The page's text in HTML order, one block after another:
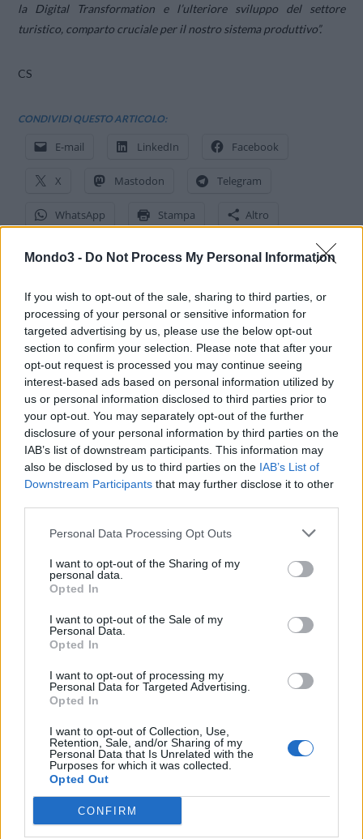
Mondo3 - Do Not Process My Personal Information
If you wish to opt-out of the sale, sharing to third parties, or
processing of your personal or sensitive information for
targeted advertising by us, please use the below opt-out
section to confirm your selection. Please note that after your
opt-out request is processed you may continue seeing
interest-based ads based on personal information utilized by
us or personal information disclosed to third parties prior to
your opt-out. You may separately opt-out of the further
disclosure of your personal information by third parties on the
IAB’s list of downstream participants. This information may
also be disclosed by us to third parties on the IAB’s List of
Downstream Participants that may further disclose it to other
Personal Data Processing Opt Outs
I want to opt-out of the Sharing of my
personal data.
Opted In
I want to opt-out of the Sale of my
Personal Data.
Opted In
I want to opt-out of processing my
Personal Data for Targeted Advertising.
Opted In
I want to opt-out of Collection, Use,
Retention, Sale, and/or Sharing of my
Personal Data that Is Unrelated with the
Purposes for which it was collected.
Opted Out
CONFIRM
la Digital Transformation e l’ulteriore sviluppo del settore
turistico, comparto cruciale per il nostro sistema produttivo”.
CS
CONDIVIDI QUESTO ARTICOLO:
E-mail LinkedIn Facebook
X Mastodon Telegram
WhatsApp Stampa Altro
LE MIGLIORI OFFERTE AMAZON
SMARTPHONE E NON SOLO: TECNOGAZZETTA
FOCUS SU AUTONOMIA E INTRATTENIMENTO